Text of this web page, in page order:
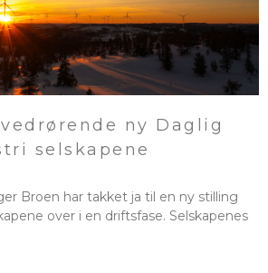
ny Daglig
selskapene
Broen har takket ja til en ny stilling
over i en driftsfase. Selskapenes